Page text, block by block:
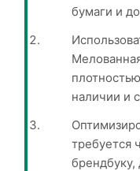
бумаги и
наличии и
требуется
брендбуку,